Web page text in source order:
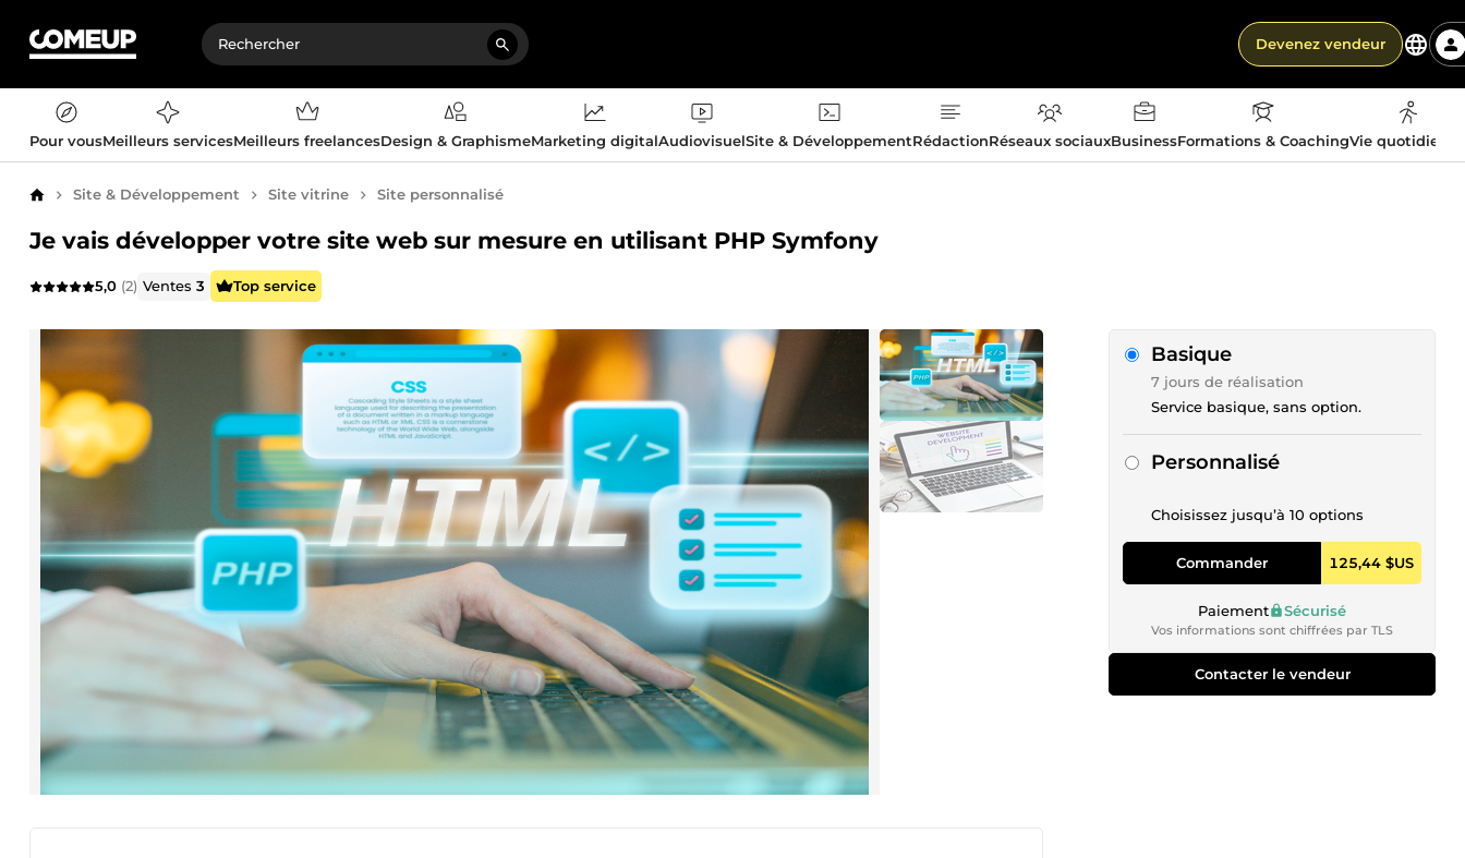
Devenez vendeur
Pour vousMeilleurs servicesMeilleurs freelancesDesign & GraphismeMarketing digitalAudiovisuelSite & DéveloppementRédactionRéseaux sociauxBusinessFormations & CoachingVie
AccueilSite & Développement Site vitrine Site personnalisé
Je vais développer votre site web sur mesure en utilisant PHP Symfony
5,0 (2) Ventes3 Top service
Basique
7 jours de réalisation
Service basique, sans option.
Personnalisé
Choisissez jusqu’à 10 options
Commander 125,44 $US
Paiement Sécurisé
Vos informations sont chiffrées par TLS
Contacter le vendeur